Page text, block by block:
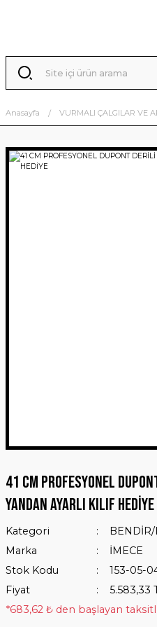
Anasayfa VURMALI ÇALGILAR VE
41 CM PROFESYONEL
YANDAN AYARLI KILIF HEDİYE
Kategori
Marka
İMECE
Stok Kodu
153-05-
Fiyat
5.583,33
*683,62 ₺ den başlayan